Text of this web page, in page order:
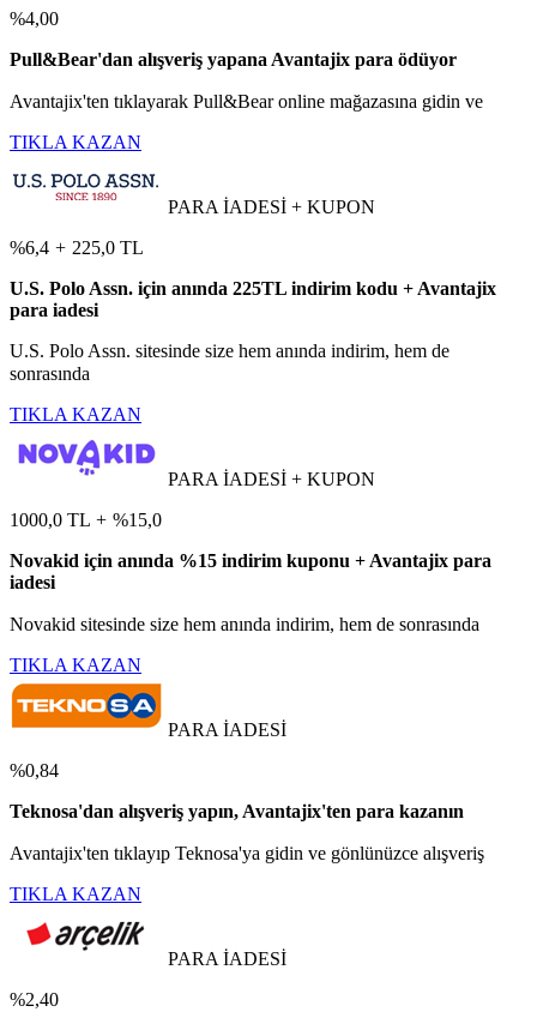
%4,00
Pull&Bear'dan alışveriş yapana Avantajix para ödüyor
Avantajix'ten tıklayarak Pull&Bear online mağazasına gidin ve
TIKLA KAZAN
PARA İADESİ + KUPON
%6,4 + 225,0 TL
U.S. Polo Assn. için anında 225TL indirim kodu + Avantajix
para iadesi
U.S. Polo Assn. sitesinde size hem anında indirim, hem de
sonrasında
TIKLA KAZAN
PARA İADESİ + KUPON
1000,0 TL + %15,0
Novakid için anında %15 indirim kuponu + Avantajix para
iadesi
Novakid sitesinde size hem anında indirim, hem de sonrasında
TIKLA KAZAN
PARA İADESİ
%0,84
Teknosa'dan alışveriş yapın, Avantajix'ten para kazanın
Avantajix'ten tıklayıp Teknosa'ya gidin ve gönlünüzce alışveriş
TIKLA KAZAN
PARA İADESİ
%2,40